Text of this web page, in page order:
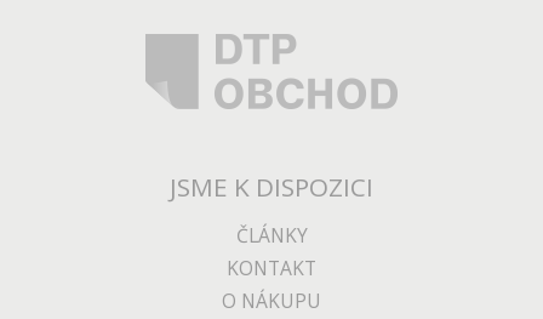
JSME K DISPOZICI
ČLÁNKY
KONTAKT
O NÁKUPU